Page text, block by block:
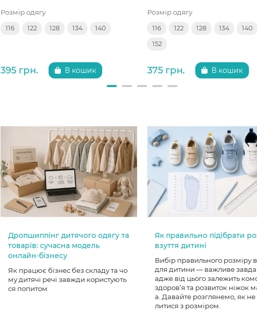
Розмір одягу
116 122 128 134 140
395 грн. В кошик
Розмір одягу
116 122 128 134 140
152
375 грн. В кошик
Дропшиппінг дитячого одягу та
товарів: сучасна модель
онлайн-бізнесу
Як працює бізнес без складу та чо
му дитячі речі завжди користують
ся попитом
Як правильно підібрати
взуття дитині
Вибір правильного розміру
для дитини — важливе
адже від цього залежить
здоров’я та розвиток ніжок
а. Давайте розглянемо, як
литися з розміром.